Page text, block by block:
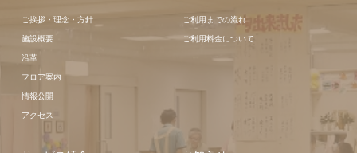
ご挨拶・理念・方針
施設概要
沿革
フロア案内
情報公開
アクセス
ご利用までの流れ
ご利用料金について